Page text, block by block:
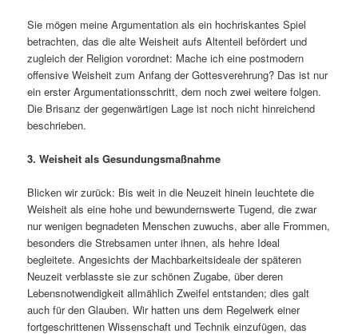
Sie mögen meine Argumentation als ein hochriskantes Spiel
betrachten, das die alte Weisheit aufs Altenteil befördert und
zugleich der Religion vorordnet: Mache ich eine postmodern
offensive Weisheit zum Anfang der Gottesverehrung? Das ist nur
ein erster Argumentationsschritt, dem noch zwei weitere folgen.
Die Brisanz der gegenwärtigen Lage ist noch nicht hinreichend
beschrieben.
3. Weisheit als Gesundungsmaßnahme
Blicken wir zurück: Bis weit in die Neuzeit hinein leuchtete die
Weisheit als eine hohe und bewundernswerte Tugend, die zwar
nur wenigen begnadeten Menschen zuwuchs, aber alle Frommen,
besonders die Strebsamen unter ihnen, als hehre Ideal
begleitete. Angesichts der Machbarkeitsideale der späteren
Neuzeit verblasste sie zur schönen Zugabe, über deren
Lebensnotwendigkeit allmählich Zweifel entstanden; dies galt
auch für den Glauben. Wir hatten uns dem Regelwerk einer
fortgeschrittenen Wissenschaft und Technik einzufügen, das